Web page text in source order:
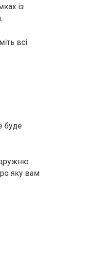
із
всі
буде
дружню
яку вам